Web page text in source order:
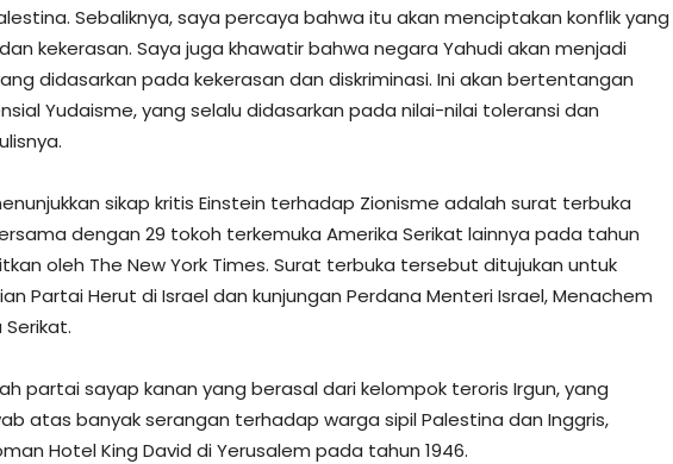
Sebaliknya, saya percaya bahwa itu akan menciptakan konflik yang
kekerasan. Saya juga khawatir bahwa negara Yahudi akan menjadi
didasarkan pada kekerasan dan diskriminasi. Ini akan bertentangan
Yudaisme, yang selalu didasarkan pada nilai-nilai toleransi dan
sikap kritis Einstein terhadap Zionisme adalah surat terbuka
dengan 29 tokoh terkemuka Amerika Serikat lainnya pada tahun
oleh The New York Times. Surat terbuka tersebut ditujukan untuk
Partai Herut di Israel dan kunjungan Perdana Menteri Israel, Menachem
Serikat.
partai sayap kanan yang berasal dari kelompok teroris Irgun, yang
atas banyak serangan terhadap warga sipil Palestina dan Inggris,
Hotel King David di Yerusalem pada tahun 1946.